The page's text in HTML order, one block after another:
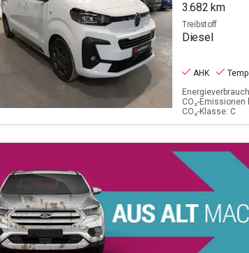
3.682 km
Treibstoff
Diesel
AHK
CO₂-
CO₂-Klasse: C